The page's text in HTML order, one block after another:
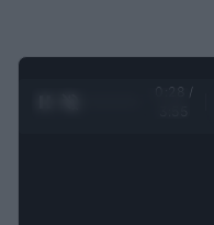
0:29 /